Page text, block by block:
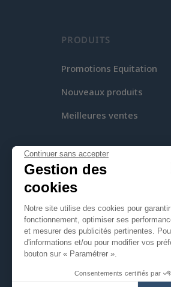
Continuer sans accepter
Gestion des
cookies
Notre site utilise des cookies pour
fonctionnement, optimiser ses
et mesurer des publicités pertinentes.
d'informations et/ou pour modifier vos
bouton sur « Paramétrer ».
Consentements certifiés par
PRODUITS
Promotions Equitation
Nouveaux produits
Meilleures ventes